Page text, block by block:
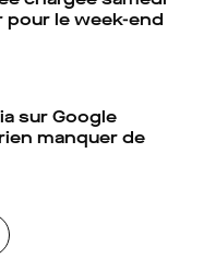
pour le week-end
sur Google
manquer de